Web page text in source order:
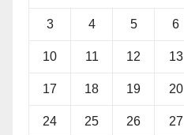
3 4 5 6
10 11 12 13
17 18 19 20
24 25 26 27